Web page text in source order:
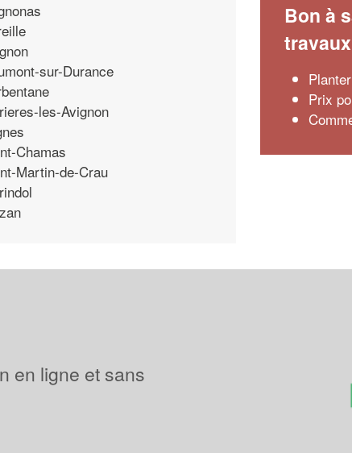
sur-Durance
les-Avignon
Chamas
Martin-de-Crau
Bon à
travaux
Prix
en ligne et sans